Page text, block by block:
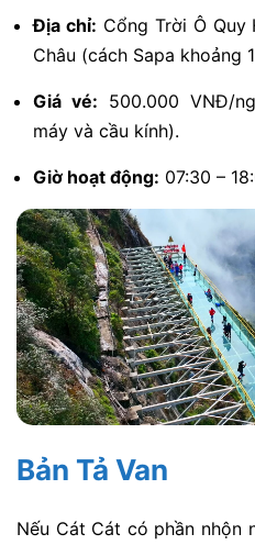
Địa chỉ: Cổng Trời Ô Quy
Châu (cách Sapa khoảng
Giá vé: 500.000 VNĐ/
máy và cầu kính).
Giờ hoạt động: 07:30 –
Bản Tả Van
Nếu Cát Cát có phần nhộn